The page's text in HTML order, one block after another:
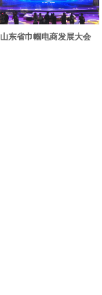
山东省巾帼电商发展大会